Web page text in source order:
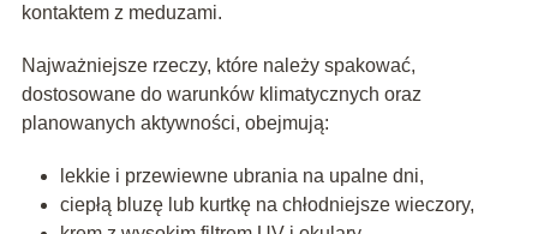
kontaktem z meduzami.
Najważniejsze rzeczy, które należy spakować,
dostosowane do warunków klimatycznych oraz
planowanych aktywności, obejmują:
lekkie i przewiewne ubrania na upalne dni,
ciepłą bluzę lub kurtkę na chłodniejsze wieczory,